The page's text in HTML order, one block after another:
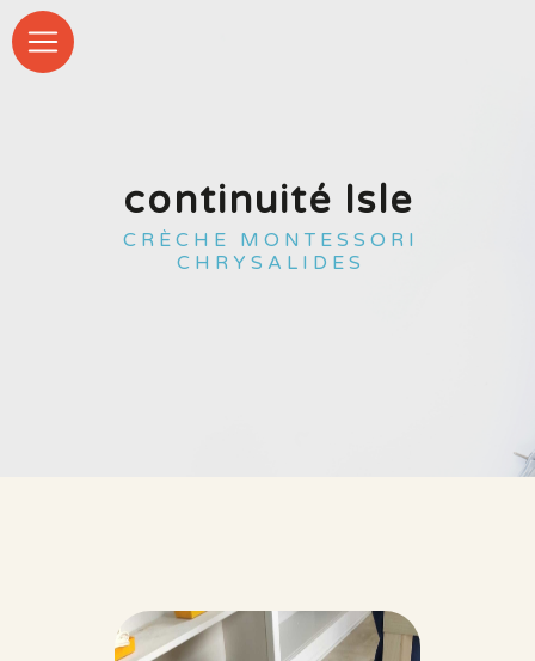
continuité Isle
CRÈCHE MONTESSORI
CHRYSALIDES
Panneau de gestion des cookies